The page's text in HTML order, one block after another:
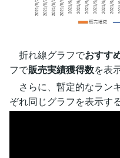
折れ線グラフでおすす
フで販売実績獲得数を表
さらに、暫定的なラン
ぞれ同じグラフを表示す